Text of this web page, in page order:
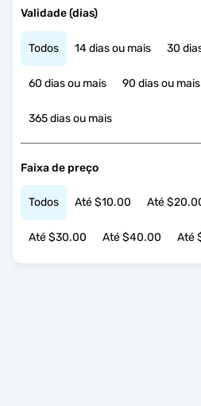
Validade (dias)
Todos 14 dias ou mais 30
60 dias ou mais 90 dias ou mais
365 dias ou mais
Faixa de preço
Todos Até $10.00 Até
Até $30.00 Até $40.00 Até